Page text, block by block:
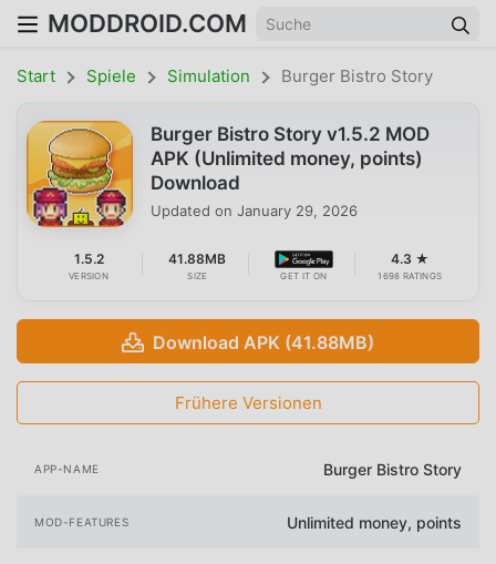
MODDROID.COM
Start Spiele Simulation Burger Bistro Story
Burger Bistro Story v1.5.2 MOD
APK (Unlimited money, points)
Download
Updated on January 29, 2026
1.5.2
VERSION
41.88MB
SIZE GET IT ON
4.3 ★
1698 RATINGS
Download APK (41.88MB)
Frühere Versionen
APP-NAME Burger Bistro Story
MOD-FEATURES Unlimited money, points